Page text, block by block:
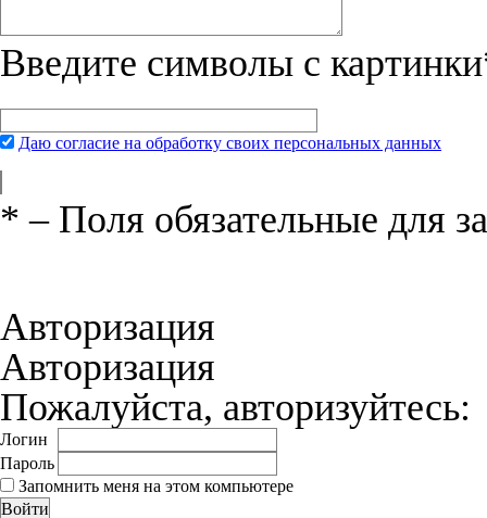
Введите символы с картинки
Даю согласие на обработку своих персональных данных
* – Поля обязательные для
Авторизация
Авторизация
Пожалуйста, авторизуйтесь:
Логин
Пароль
Запомнить меня на этом компьютере